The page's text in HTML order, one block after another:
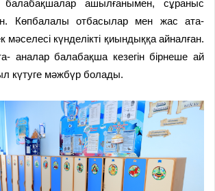
ашылғанымен, сұраныс
Көпбалалы отбасылар мен жас ата-
мәселесі күнделікті қиындыққа айналған.
аналар балабақша кезегін бірнеше ай
күтуге мәжбүр болады.